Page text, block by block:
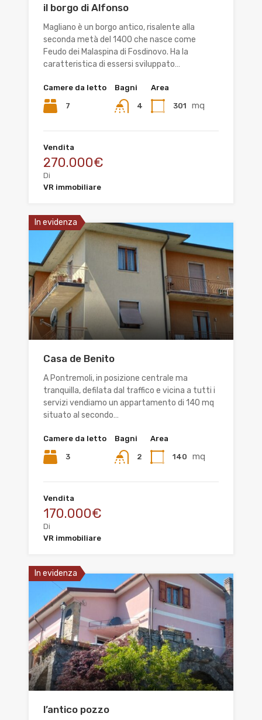
il borgo di Alfonso
Magliano è un borgo antico, risalente alla
seconda metà del 1400 che nasce come
Feudo dei Malaspina di Fosdinovo. Ha la
caratteristica di essersi sviluppato…
Camere da letto
7
Bagni
4
Area
301 mq
Vendita
270.000€
Di
VR immobiliare
In evidenza
Casa de Benito
A Pontremoli, in posizione centrale ma
tranquilla, defilata dal traffico e vicina a tutti i
servizi vendiamo un appartamento di 140 mq
situato al secondo…
Camere da letto
3
Bagni
2
Area
140 mq
Vendita
170.000€
Di
VR immobiliare
In evidenza
l’antico pozzo